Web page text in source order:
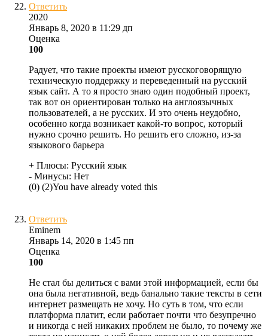
Ответить
2020
Январь 8, 2020 в 11:29 дп
Оценка
100
Радует, что такие проекты имеют русскоговорящую
техническую поддержку и переведенный на русский
язык сайт. А то я просто знаю один подобный проект,
так вот он ориентирован только на англоязычных
пользователей, а не русских. И это очень неудобно,
особенно когда возникает какой-то вопрос, который
нужно срочно решить. Но решить его сложно, из-за
языкового барьера
+ Плюсы: Русский язык
- Минусы: Нет
(0) (2)You have already voted this
Ответить
Eminem
Январь 14, 2020 в 1:45 пп
Оценка
100
Не стал бы делиться с вами этой информацией, если бы
она была негативной, ведь банально такие тексты в сети
интернет размещать не хочу. Но суть в том, что если
платформа платит, если работает почти что безупречно
и никогда с ней никаких проблем не было, то почему же